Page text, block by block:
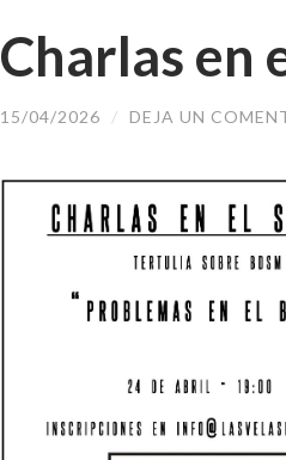
Charlas en
15/04/2026 / DEJA UN